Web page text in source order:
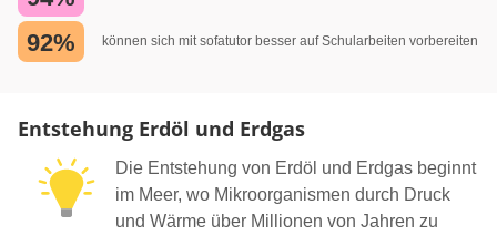
92% können sich mit sofatutor besser auf Schularbeiten vorbereiten
Entstehung Erdöl und Erdgas
Die Entstehung von Erdöl und Erdgas beginnt
im Meer, wo Mikroorganismen durch Druck
und Wärme über Millionen von Jahren zu